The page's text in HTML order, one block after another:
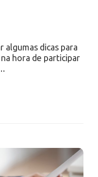
algumas dicas para
hora de participar